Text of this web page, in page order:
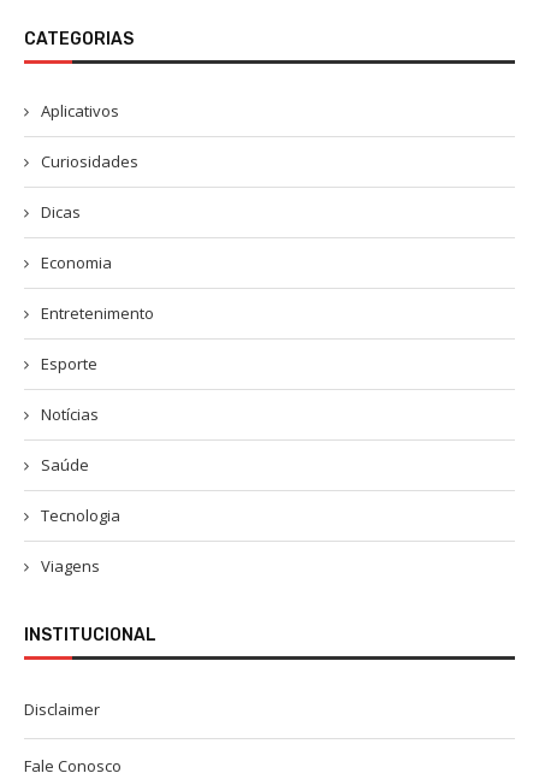
CATEGORIAS
Aplicativos
Curiosidades
Dicas
Economia
Entretenimento
Esporte
Notícias
Saúde
Tecnologia
Viagens
INSTITUCIONAL
Disclaimer
Fale Conosco